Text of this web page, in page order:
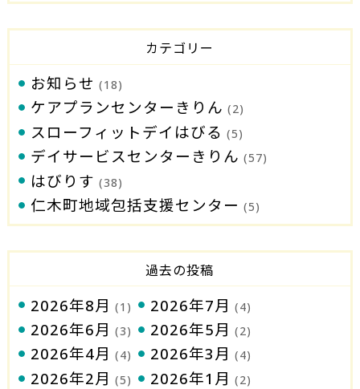
カテゴリー
お知らせ (18)
ケアプランセンターきりん (2)
スローフィットデイはびる (5)
デイサービスセンターきりん (57)
はびりす (38)
仁木町地域包括支援センター (5)
過去の投稿
2026年8月 (1) 2026年7月 (4)
2026年6月 (3) 2026年5月 (2)
2026年4月 (4) 2026年3月 (4)
2026年2月 (5) 2026年1月 (2)